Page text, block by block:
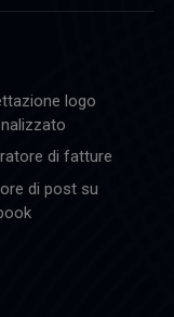
logo
di fatture
di post su